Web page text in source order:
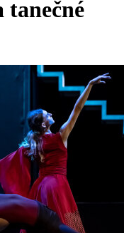
tanečné